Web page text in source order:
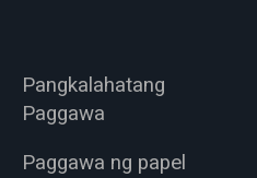
Pangkalahatang
Paggawa
Paggawa ng papel